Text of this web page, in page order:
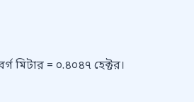
= ০.৪০৪৭ হেক্টর।